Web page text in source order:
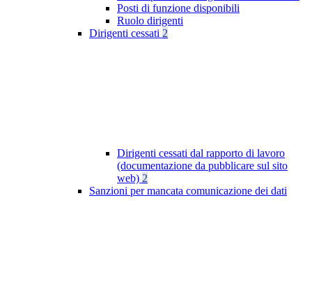
Posti di funzione disponibili
Ruolo dirigenti
Dirigenti cessati 2
Dirigenti cessati dal rapporto di lavoro
(documentazione da pubblicare sul sito
web) 2
Sanzioni per mancata comunicazione dei dati